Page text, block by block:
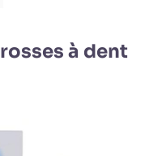
à dent